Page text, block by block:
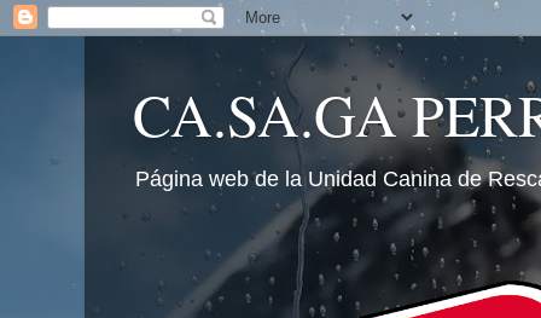
CA.SA.GA
Página web de la Unidad Canina de